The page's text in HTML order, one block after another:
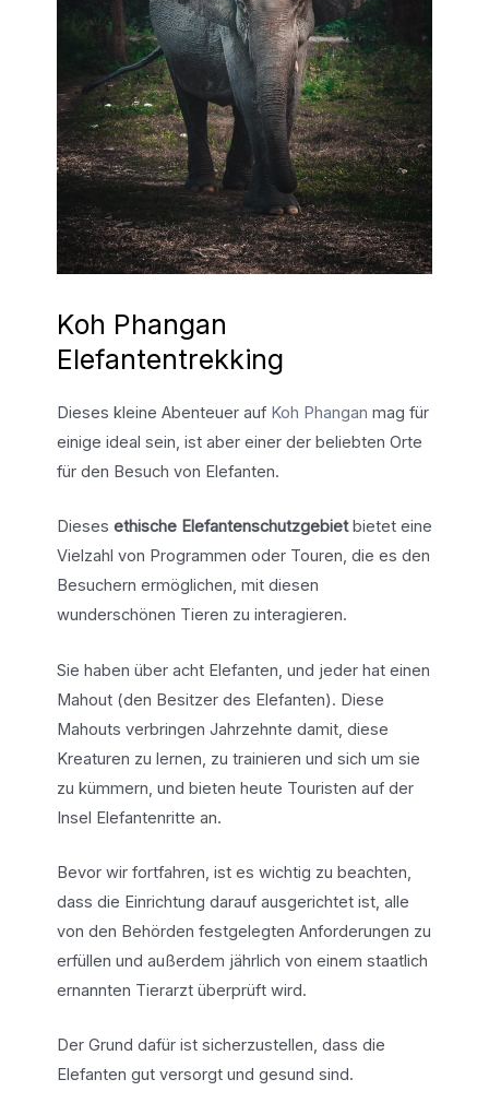
Koh Phangan
Elefantentrekking
Dieses kleine Abenteuer auf Koh Phangan mag für
einige ideal sein, ist aber einer der beliebten Orte
für den Besuch von Elefanten.
Dieses ethische Elefantenschutzgebietbietet eine
Vielzahl von Programmen oder Touren, die es den
Besuchern ermöglichen, mit diesen
wunderschönen Tieren zu interagieren.
Sie haben über acht Elefanten, und jeder hat einen
Mahout (den Besitzer des Elefanten). Diese
Mahouts verbringen Jahrzehnte damit, diese
Kreaturen zu lernen, zu trainieren und sich um sie
zu kümmern, und bieten heute Touristen auf der
Insel Elefantenritte an.
Bevor wir fortfahren, ist es wichtig zu beachten,
dass die Einrichtung darauf ausgerichtet ist, alle
von den Behörden festgelegten Anforderungen zu
erfüllen und außerdem jährlich von einem staatlich
ernannten Tierarzt überprüft wird.
Der Grund dafür ist sicherzustellen, dass die
Elefanten gut versorgt und gesund sind.